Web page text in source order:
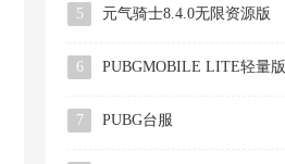
5 元气骑士8.4.0无限资源版
6 PUBGMOBILE LITE轻量版
7 PUBG台服